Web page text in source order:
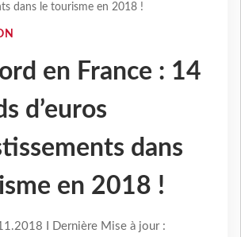
dans le tourisme en 2018 !
en France : 14
d’euros
dans
en 2018 !
I Dernière Mise à jour :